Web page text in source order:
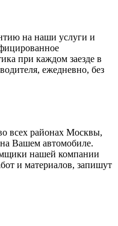
на наши услуги и
при каждом заезде в
ежедневно, без
всех районах Москвы,
Вашем автомобиле.
нашей компании
и материалов, запишут